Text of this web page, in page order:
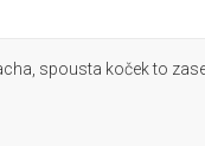
spousta koček to